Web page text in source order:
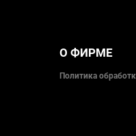
О ФИРМЕ
Политика